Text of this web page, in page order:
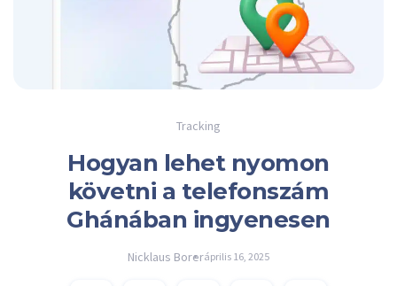
Tracking
Hogyan lehet nyomon
követni a telefonszám
Ghánában ingyenesen
Nicklaus Boreráprilis 16, 2025